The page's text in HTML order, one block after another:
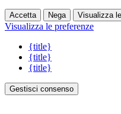
Accetta Nega Visualizza
Visualizza le preferenze
{title}
{title}
{title}
Gestisci consenso